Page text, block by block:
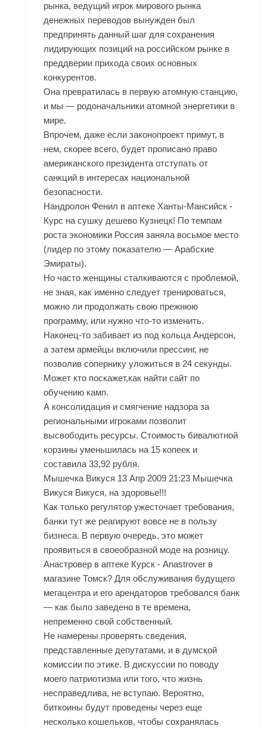
рынка, ведущий игрок мирового рынка
денежных переводов вынужден был
предпринять данный шаг для сохранения
лидирующих позиций на российском рынке в
преддверии прихода своих основных
конкурентов.
Она превратилась в первую атомную станцию,
и мы — родоначальники атомной энергетики в
мире.
Впрочем, даже если законопроект примут, в
нем, скорее всего, будет прописано право
американского президента отступать от
санкций в интересах национальной
безопасности.
Нандролон Фенил в аптеке Ханты-Мансийск -
Курс на сушку дешево Кузнецк! По темпам
роста экономики Россия заняла восьмое место
(лидер по этому показателю — Арабские
Эмираты).
Но часто женщины сталкиваются с проблемой,
не зная, как именно следует тренироваться,
можно ли продолжать свою прежнюю
программу, или нужно что-то изменить.
Наконец-то забивает из под кольца Андерсон,
а затем армейцы включили прессинг, не
позволив сопернику уложиться в 24 секунды.
Может кто поскажет,как найти сайт по
обучению камп.
А консолидация и смягчение надзора за
региональными игроками позволит
высвободить ресурсы. Стоимость бивалютной
корзины уменьшилась на 15 копеек и
составила 33,92 рубля.
Мышечка Викуся 13 Апр 2009 21:23 Мышечка
Викуся Викуся, на здоровье!!!
Как только регулятор ужесточает требования,
банки тут же реагируют вовсе не в пользу
бизнеса. В первую очередь, это может
проявиться в своеобразной моде на розницу.
Анастровер в аптеке Курск - Anastrover в
магазине Томск? Для обслуживания будущего
мегацентра и его арендаторов требовался банк
— как было заведено в те времена,
непременно свой собственный.
Не намерены проверять сведения,
представленные депутатами, и в думской
комиссии по этике. В дискуссии по поводу
моего патриотизма или того, что жизнь
несправедлива, не вступаю. Вероятно,
биткоины будут проведены через еще
несколько кошельков, чтобы сохранялась